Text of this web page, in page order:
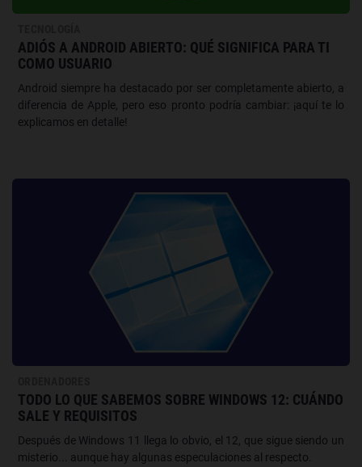
ADIÓS A ANDROID ABIERTO: QUÉ SIGNIFICA PARA TI
COMO USUARIO
Android siempre ha destacado por ser completamente abierto, a
diferencia de Apple, pero eso pronto podría cambiar: ¡aquí te lo
explicamos en detalle!
TODO LO QUE SABEMOS SOBRE WINDOWS 12: CUÁNDO
SALE Y REQUISITOS
Después de Windows 11 llega lo obvio, el 12, que sigue siendo un
misterio... aunque hay algunas especulaciones al respecto.